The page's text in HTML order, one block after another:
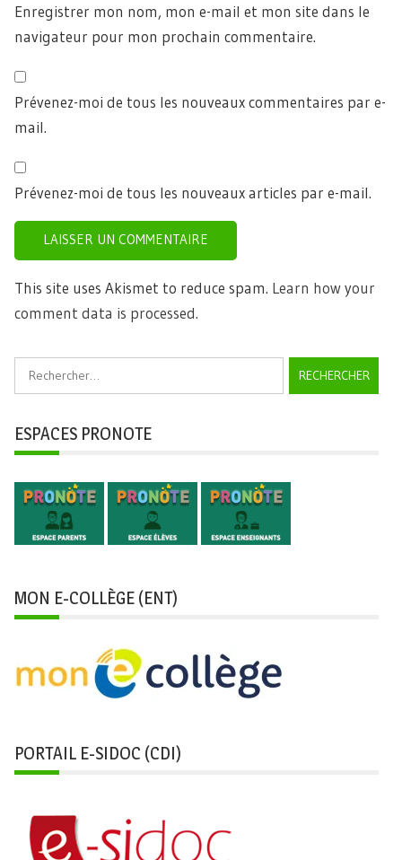
Enregistrer mon nom, mon e-mail et mon site dans le
navigateur pour mon prochain commentaire.
Prévenez-moi de tous les nouveaux commentaires par e-
mail.
Prévenez-moi de tous les nouveaux articles par e-mail.
This site uses Akismet to reduce spam. Learn how your
comment data is processed.
Rechercher :
ESPACES PRONOTE
MON E-COLLÈGE (ENT)
PORTAIL E-SIDOC (CDI)